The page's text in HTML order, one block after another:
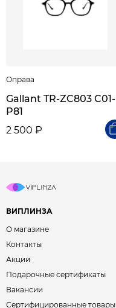
Оправа
Gallant TR-ZC803 C01-
P81
2 500 ₽
ВИПЛИНЗА
О магазине
Контакты
Акции
Подарочные сертификаты
Вакансии
Сертифицированные товары